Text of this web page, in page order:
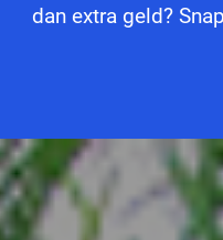
dan extra geld?